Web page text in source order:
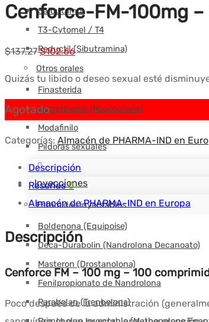
Salbutamol
T3-Cytomel / T4
Reductil (Sibutramina)
Otros orales
Finasterida
Isotretinoína (Roaccutane)
Modafinilo
Píldoras sexuales
Inyecciones
Esteroides inyectables
Boldenona (Equipoise)
Deca-Durabolin (Nandrolona Decanoato)
Masteron (Drostanolona)
Fenilpropionato de Nandrolona
Parabolan (Trenbolona)
Cenforce-FM-100mg
$137.27El
precio
original
era:
$137.27.
$102.66El
precio
actual
es:
$102.66.
Quizás tu libido o deseo sexual esté
Agotado
Categorías: Almacén de PHARMA-IND en
Descripción
Reseñas0
Almacén de PHARMA-IND en Europa
Descripción
Cenforce FM – 100 mg – 100
Poco después de la administración